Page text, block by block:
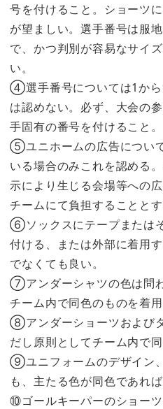
号を付けること。ショーツ
が望ましい。選手番号は服
で、かつ判別が容易なサイ
い。
④選手番号については1か
は認めない。必ず、大会の
手固有の番号を付けること。
⑤ユニホームの広告につい
いる場合のみこれを認める
示により生じる会場等への
チームにて負担することとす
⑥ソックスにテープまたは
付ける、または外部に着用
でなくても良い。
⑦アンダーシャツの色は問
チーム内で同色のものを着用
⑧アンダーショーツおよび
だし原則としてチーム内で
⑨ユニフォームのデザイン
も、主たる色が同色であれ
⑩ゴールキーパーのショー